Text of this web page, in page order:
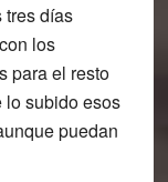
tres días
los
para el resto
lo subido esos
puedan